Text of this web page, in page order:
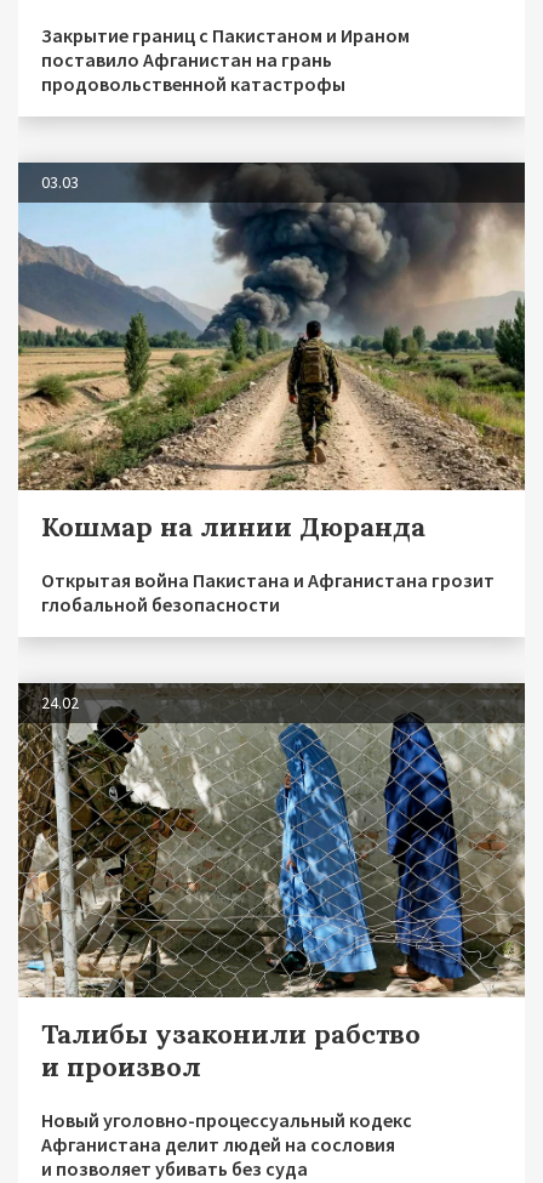
Закрытие границ с Пакистаном и Ираном
поставило Афганистан на грань
продовольственной катастрофы
03.03
Кошмар на линии Дюранда
Открытая война Пакистана и Афганистана грозит
глобальной безопасности
24.02
Талибы узаконили рабство
и произвол
Новый уголовно-процессуальный кодекс
Афганистана делит людей на сословия
и позволяет убивать без суда